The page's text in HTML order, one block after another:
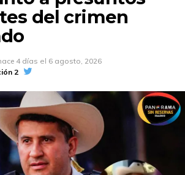
del crimen
4 días el 6 agosto, 2026
2